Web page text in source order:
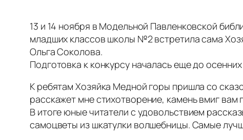
13 и 14 ноября в Модельной Павленковской
младших классов школы №2 встретила сама
Ольга Соколова.
Подготовка к конкурсу началась еще до
К ребятам Хозяйка Медной горы пришла со
расскажет мне стихотворение, камень вмиг вам
В итоге юные читатели с удовольствием
самоцветы из шкатулки волшебницы. Самые